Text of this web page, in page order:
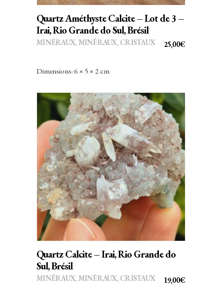
Quartz Améthyste Calcite – Lot de 3 –
Irai, Rio Grande do Sul, Brésil
25,00€
MINÉRAUX, MINÉRAUX, CRISTAUX
Dimensions: 6 × 5 × 2 cm
AJOUTER AU PANIER
Quartz Calcite – Irai, Rio Grande do
Sul, Brésil
19,00€
MINÉRAUX, MINÉRAUX, CRISTAUX